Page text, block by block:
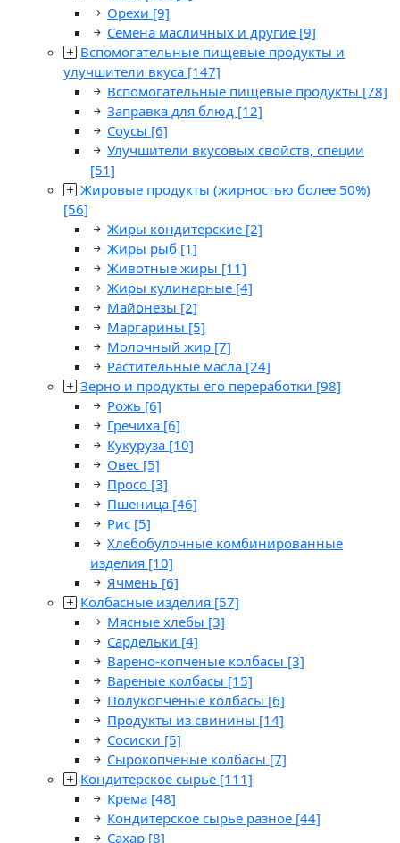
Орехи [9]
Семена масличных и другие [9]
Вспомогательные пищевые продукты и
улучшители вкуса [147]
Вспомогательные пищевые продукты [78]
Заправка для блюд [12]
Соусы [6]
Улучшители вкусовых свойств, специи
[51]
Жировые продукты (жирностью более 50%)
[56]
Жиры кондитерские [2]
Жиры рыб [1]
Животные жиры [11]
Жиры кулинарные [4]
Майонезы [2]
Маргарины [5]
Молочный жир [7]
Растительные масла [24]
Зерно и продукты его переработки [98]
Рожь [6]
Гречиха [6]
Кукуруза [10]
Овес [5]
Просо [3]
Пшеница [46]
Рис [5]
Хлебобулочные комбинированные
изделия [10]
Ячмень [6]
Колбасные изделия [57]
Мясные хлебы [3]
Сардельки [4]
Варено-копченые колбасы [3]
Вареные колбасы [15]
Полукопченые колбасы [6]
Продукты из свинины [14]
Сосиски [5]
Сырокопченые колбасы [7]
Кондитерское сырье [111]
Крема [48]
Кондитерское сырье разное [44]
Сахар [8]